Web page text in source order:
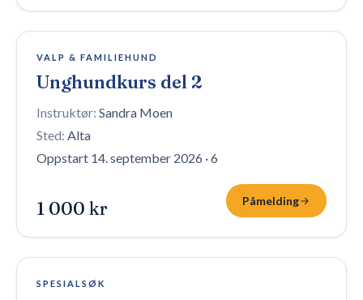
8 plasser igjen
VALP & FAMILIEHUND
Unghundkurs del 2
Instruktør: Sandra Moen
Sted: Alta
Oppstart 14. september 2026 ·6
1 000 kr Påmelding
1 plass igjen
SPESIALSØK